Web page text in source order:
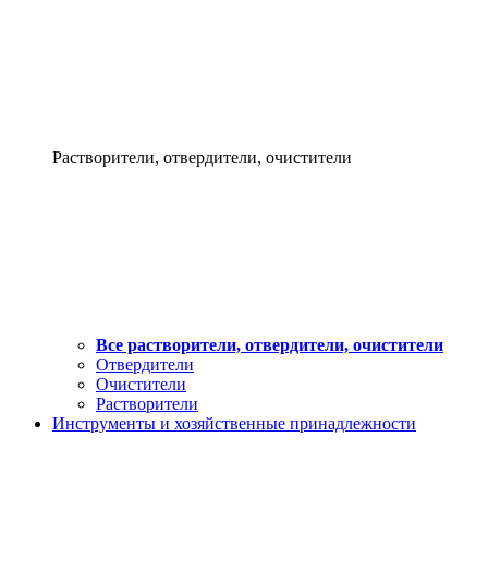
Растворители, отвердители, очистители
Все растворители, отвердители, очистители
Отвердители
Очистители
Растворители
Инструменты и хозяйственные принадлежности